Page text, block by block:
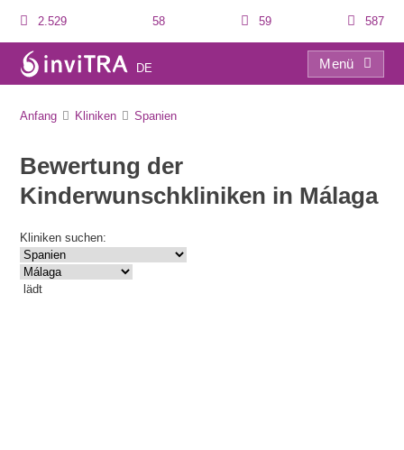
2.529 58 59 587
DE
Menü
Anfang Kliniken Spanien
Bewertung der
Kinderwunschkliniken in Málaga
Kliniken suchen:
lädt